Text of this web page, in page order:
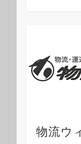
物流ウ